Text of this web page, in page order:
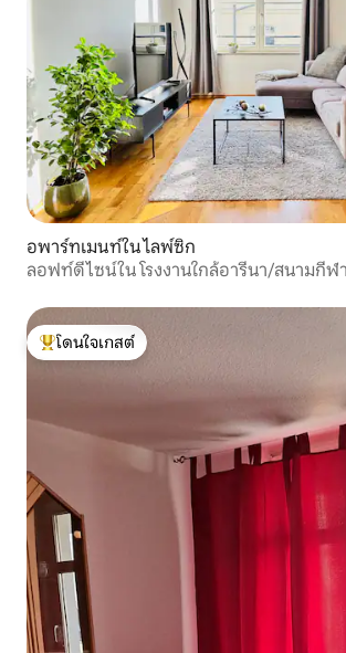
อพาร์ทเมนท์ใน ไลพ์ซิก
ลอฟท์ดีไซน์ใน โรงงานใกล้อารีนา/สนามกีฬา
โดนใจเกสต์ที่สุด
โดนใจเกสต์